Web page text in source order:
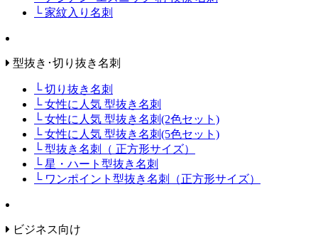
└ 家紋入り名刺
型抜き･切り抜き名刺
└ 切り抜き名刺
└ 女性に人気 型抜き名刺
└ 女性に人気 型抜き名刺(2色セット)
└ 女性に人気 型抜き名刺(5色セット)
└ 型抜き名刺（ 正方形サイズ）
└ 星・ハート型抜き名刺
└ ワンポイント型抜き名刺（正方形サイズ）
ビジネス向け